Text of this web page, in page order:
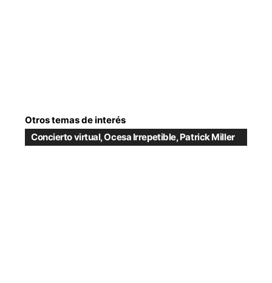
Otros temas de interés
Concierto virtual,Ocesa Irrepetible,Patrick Miller